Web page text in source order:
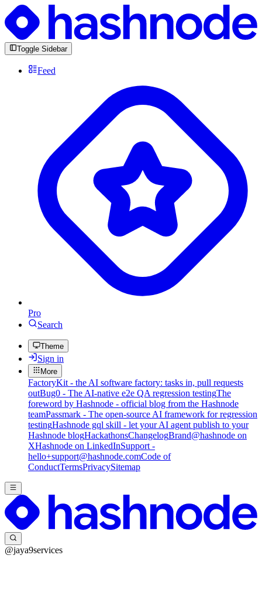
Toggle Sidebar
Feed
Pro
Search
Theme
Sign in
More
FactoryKit - the AI software factory: tasks in, pull requests
outBug0 - The AI-native e2e QA regression testingThe
foreword by Hashnode - official blog from the Hashnode
teamPassmark - The open-source AI framework for regression
testingHashnode gql skill - let your AI agent publish to your
Hashnode blogHackathonsChangelogBrand@hashnode on
XHashnode on LinkedInSupport -
hello+support@hashnode.comCode of
ConductTermsPrivacySitemap
@jaya9services